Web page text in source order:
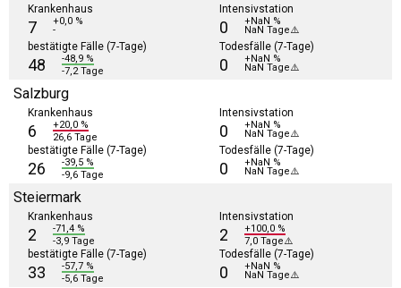
Krankenhaus
7 +0,0 %
-
Intensivstation
0 +NaN %
NaN Tage⚠️
bestätigte Fälle (7-Tage)
48
-48,9 %
-7,2 Tage
Todesfälle (7-Tage)
0 +NaN %
NaN Tage⚠️
Salzburg
Krankenhaus
6
+20,0 %
26,6 Tage
Intensivstation
0 +NaN %
NaN Tage⚠️
bestätigte Fälle (7-Tage)
26
-39,5 %
-9,6 Tage
Todesfälle (7-Tage)
0 +NaN %
NaN Tage⚠️
Steiermark
Krankenhaus
2
-71,4 %
-3,9 Tage
Intensivstation
2
+100,0 %
7,0 Tage⚠️
bestätigte Fälle (7-Tage)
33
-57,7 %
-5,6 Tage
Todesfälle (7-Tage)
0 +NaN %
NaN Tage⚠️